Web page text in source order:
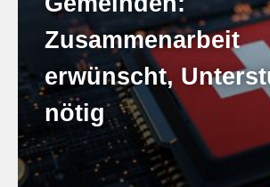
Zusammenarbeit
erwünscht,
nötig